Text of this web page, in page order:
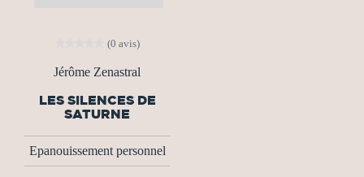
(0 avis)
Jérôme Zenastral
LES SILENCES DE
SATURNE
Epanouissement personnel